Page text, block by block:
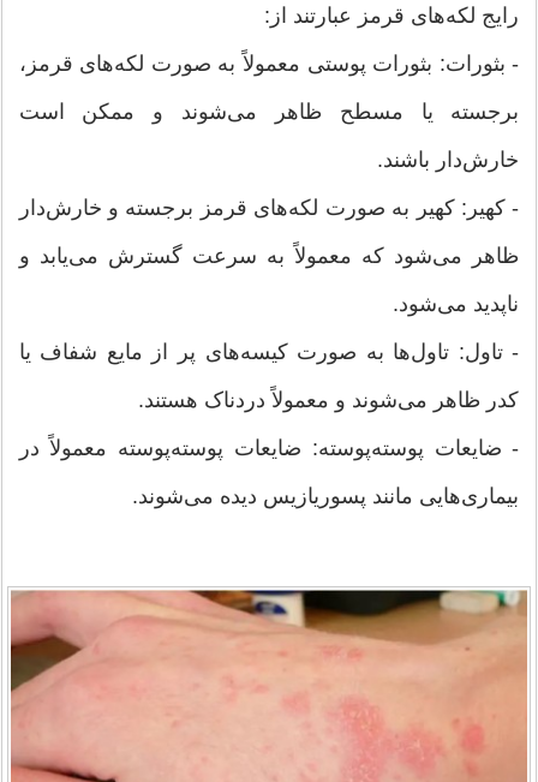
رایج لکه‌های قرمز عبارتند از:
- بثورات: بثورات پوستی معمولاً به صورت لکه‌های قرمز،
برجسته یا مسطح ظاهر می‌شوند و ممکن است
خارش‌دار باشند.
- کهیر: کهیر به صورت لکه‌های قرمز برجسته و خارش‌دار
ظاهر می‌شود که معمولاً به سرعت گسترش می‌یابد و
ناپدید می‌شود.
- تاول: تاول‌ها به صورت کیسه‌های پر از مایع شفاف یا
کدر ظاهر می‌شوند و معمولاً دردناک هستند.
- ضایعات پوسته‌پوسته: ضایعات پوسته‌پوسته معمولاً در
بیماری‌هایی مانند پسوریازیس دیده می‌شوند.